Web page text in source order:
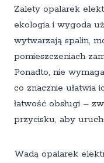
Zalety opalarek
ekologia i wygoda
wytwarzają spalin,
pomieszczeniach
Ponadto, nie
co znacznie ułatwia
łatwość obsługi –
przycisku, aby
Wadą opalarek